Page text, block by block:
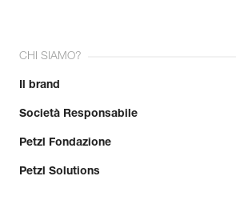
CHI SIAMO?
Il brand
Società Responsabile
Petzl Fondazione
Petzl Solutions